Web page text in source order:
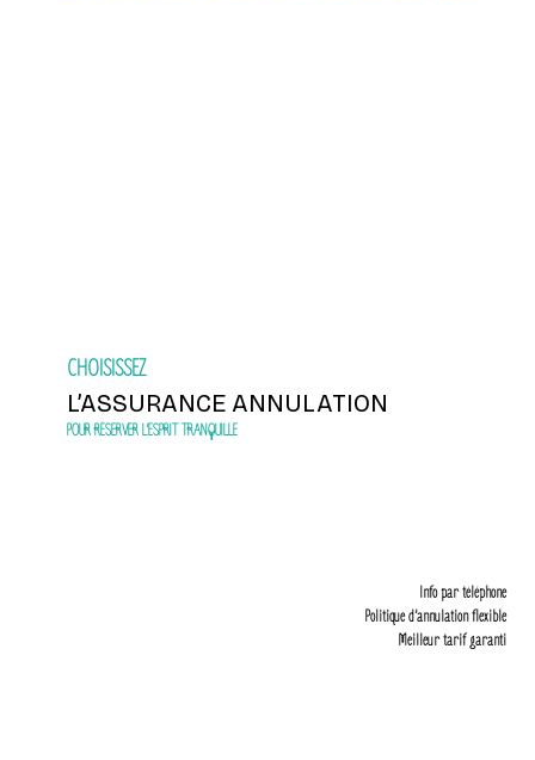
CHOISISSEZ
L’ASSURANCE ANNULATION
POUR RÉSERVER L’ESPRIT TRANQUILLE
Info par téléphone
Politique d’annulation flexible
Meilleur tarif garanti